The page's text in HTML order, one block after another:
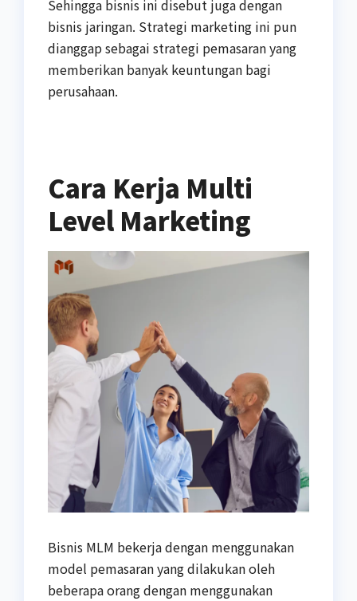
Sehingga bisnis ini disebut juga dengan
bisnis jaringan. Strategi marketing ini pun
dianggap sebagai strategi pemasaran yang
memberikan banyak keuntungan bagi
perusahaan.
Cara Kerja Multi
Level Marketing
Bisnis MLM bekerja dengan menggunakan
model pemasaran yang dilakukan oleh
beberapa orang dengan menggunakan